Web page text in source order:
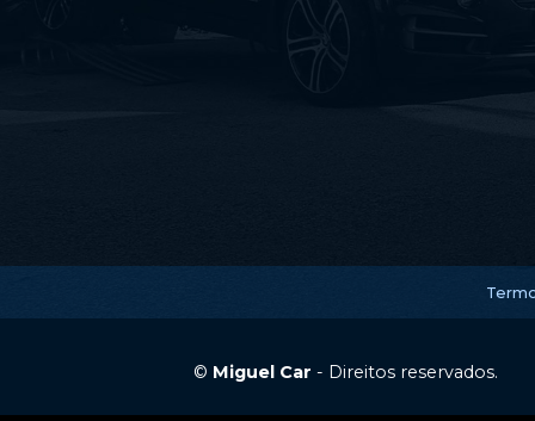
© Miguel Car - Direitos reservados.